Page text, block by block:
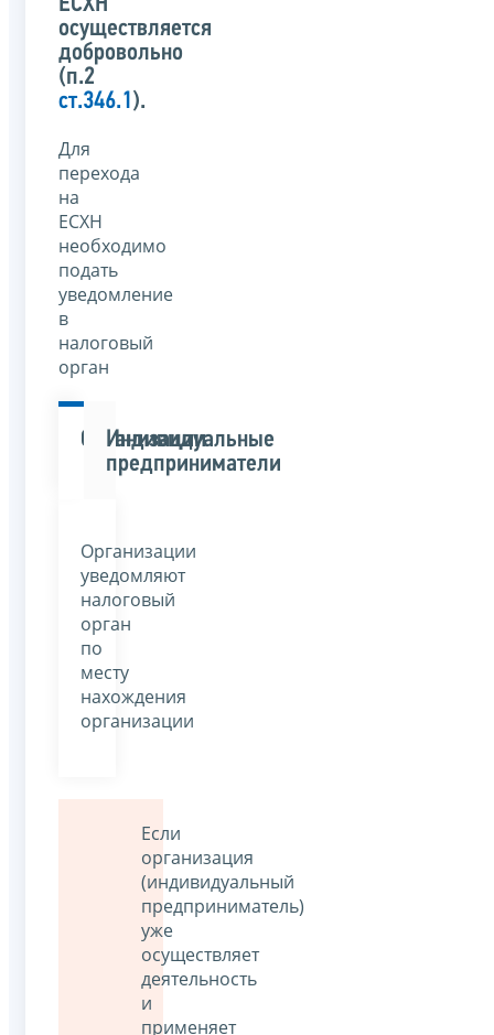
ЕСХН
осуществляется
добровольно
(п.2
ст.346.1).
Для
перехода
на
ЕСХН
необходимо
подать
уведомление
в
налоговый
орган
Организации
Индивидуальные
предприниматели
Организации
уведомляют
налоговый
орган
по
месту
нахождения
организации
Если
организация
(индивидуальный
предприниматель)
уже
осуществляет
деятельность
и
применяет